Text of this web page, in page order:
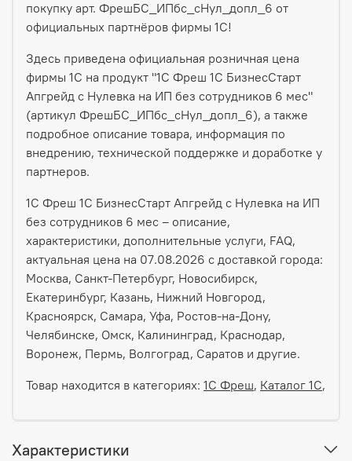
покупку арт. ФрешБС_ИПбс_сНул_допл_6 от
официальных партнёров фирмы 1С!
Здесь приведена официальная розничная цена
фирмы 1С на продукт "1С Фреш 1С БизнесСтарт
Апгрейд с Нулевка на ИП без сотрудников 6 мес"
(артикул ФрешБС_ИПбс_сНул_допл_6), а также
подробное описание товара, информация по
внедрению, технической поддержке и доработке у
партнеров.
1С Фреш 1С БизнесСтарт Апгрейд с Нулевка на ИП
без сотрудников 6 мес – описание,
характеристики, дополнительные услуги, FAQ,
актуальная цена на 07.08.2026 с доставкой города:
Москва, Санкт-Петербург, Новосибирск,
Екатеринбург, Казань, Нижний Новгород,
Красноярск, Самара, Уфа, Ростов-на-Дону,
Челябинске, Омск, Калининград, Краснодар,
Воронеж, Пермь, Волгоград, Саратов и другие.
Товар находится в категориях: 1С Фреш, Каталог 1С,
Характеристики